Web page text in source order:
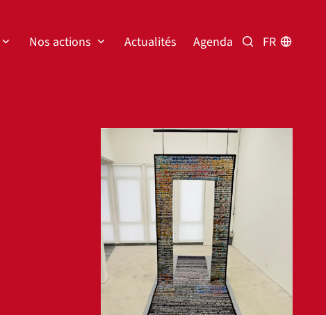
Nos actions Actualités Agenda Rechercher
FR
Agrandir